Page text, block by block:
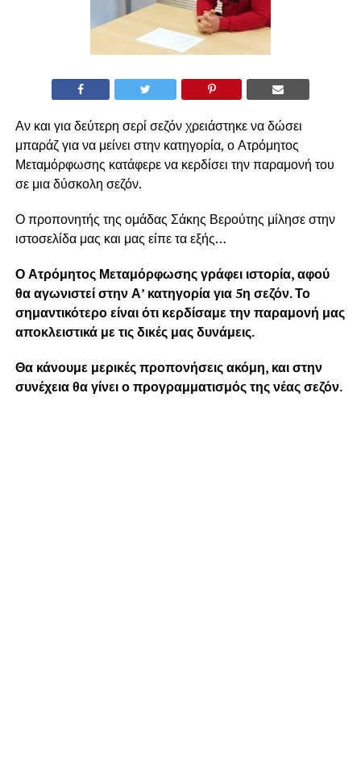
Αν και για δεύτερη σερί σεζόν χρειάστηκε να δώσει
μπαράζ για να μείνει στην κατηγορία, ο Ατρόμητος
Μεταμόρφωσης κατάφερε να κερδίσει την παραμονή του
σε μια δύσκολη σεζόν.
Ο προπονητής της ομάδας Σάκης Βερούτης μίλησε στην
ιστοσελίδα μας και μας είπε τα εξής…
Ο Ατρόμητος Μεταμόρφωσης γράφει ιστορία, αφού
θα αγωνιστεί στην Α’ κατηγορία για 5η σεζόν. Το
σημαντικότερο είναι ότι κερδίσαμε την παραμονή μας
αποκλειστικά με τις δικές μας δυνάμεις.
Θα κάνουμε μερικές προπονήσεις ακόμη, και στην
συνέχεια θα γίνει ο προγραμματισμός της νέας σεζόν.